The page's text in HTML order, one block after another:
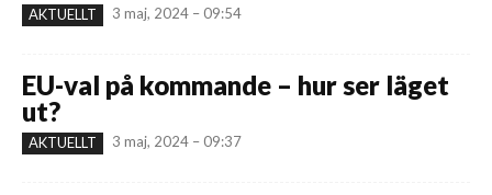
AKTUELLT 3 maj, 2024 – 09:54
EU-val på kommande – hur ser läget
ut?
AKTUELLT 3 maj, 2024 – 09:37